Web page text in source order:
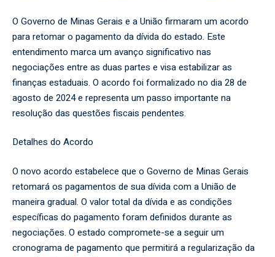
O Governo de Minas Gerais e a União firmaram um acordo
para retomar o pagamento da dívida do estado. Este
entendimento marca um avanço significativo nas
negociações entre as duas partes e visa estabilizar as
finanças estaduais. O acordo foi formalizado no dia 28 de
agosto de 2024 e representa um passo importante na
resolução das questões fiscais pendentes.
Detalhes do Acordo
O novo acordo estabelece que o Governo de Minas Gerais
retomará os pagamentos de sua dívida com a União de
maneira gradual. O valor total da dívida e as condições
específicas do pagamento foram definidos durante as
negociações. O estado compromete-se a seguir um
cronograma de pagamento que permitirá a regularização da